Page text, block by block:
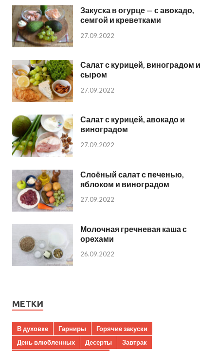
Закуска в огурце — с авокадо,
семгой и креветками
27.09.2022
Салат с курицей, виноградом и
сыром
27.09.2022
Салат с курицей, авокадо и
виноградом
27.09.2022
Слоёный салат с печенью,
яблоком и виноградом
27.09.2022
Молочная гречневая каша с
орехами
26.09.2022
МЕТКИ
В духовке Гарниры
Горячие закуски
День влюбленных
Десерты
Завтрак